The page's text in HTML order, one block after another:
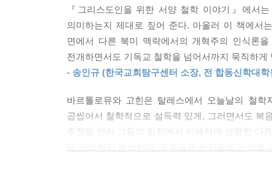
종 청소가 벌어지는 르완다나 수단, 이라크에서는
---「11장 포스트모더니즘과 우리 시대의 철학」중
실증주의와 되살아난 경험론은 20세기 전반에 기
으로 여겨졌기에 기독교 철학자들은 종교적 언
---「12장 오늘의 기독교 철학」중에서
1980년에 시사 주간지 『타임』(Time)에서는 다
3부에서는 오늘날 융성하는 다양한 모습의 기
마리옹 등 굵직한 사상가들의 논의를 정리하며
북미에서 크게 조명된 개혁주의 인식론을 제시하
니콜라스 월터스토프를 중심으로 믿음, 과학, 예술
저자들은 또한 개혁주의 인식론과 더불어 신칼
『그리스도인을 위한 서양 철학 이야기』에서
의미하는지 제대로 짚어 준다. 아울러 이 책에서
면에서 다른 북미 맥락에서의 개혁주의 인식론
전개하면서도 기독교 철학을 넘어서까지 묵직하
- 송인규 (한국교회탐구센터 소장, 전 합동신학대
바르톨로뮤와 고힌은 탈레스에서 오늘날의 철
곱씹어서 철학적으로 설득력 있게, 그러면서도 복
주장을 먼저 그들의 입장에서 이해하여 설명한 다